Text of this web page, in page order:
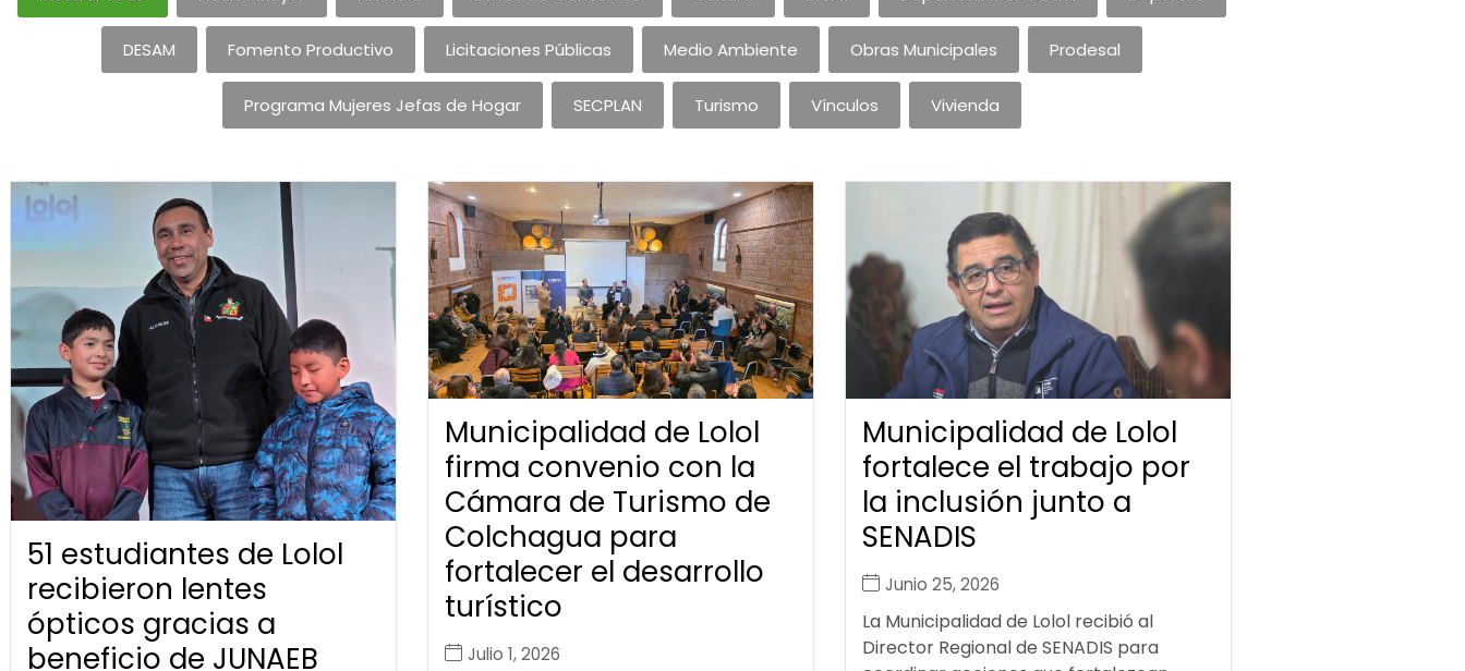
DESAM Fomento Productivo Licitaciones Públicas Medio Ambiente Obras Municipales Prodesal
Programa Mujeres Jefas de Hogar SECPLAN Turismo Vínculos Vivienda
51 estudiantes de Lolol
recibieron lentes
ópticos gracias a
beneficio de JUNAEB
Municipalidad de Lolol
firma convenio con la
Cámara de Turismo de
Colchagua para
fortalecer el desarrollo
turístico
Julio 1, 2026
Municipalidad de Lolol
fortalece el trabajo por
la inclusión junto a
SENADIS
Junio 25, 2026
La Municipalidad de Lolol recibió al
Director Regional de SENADIS para